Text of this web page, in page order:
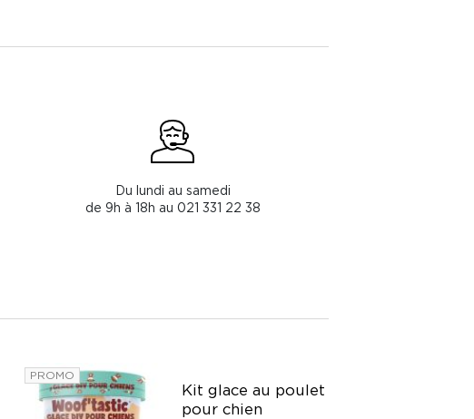
Du lundi au samedi
de 9h à 18h au 021 331 22 38
PROMO
Kit glace au poulet
pour chien